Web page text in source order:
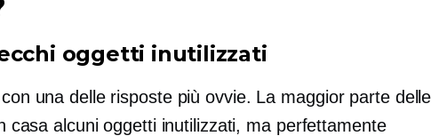
oggetti inutilizzati
una delle risposte più ovvie. La maggior parte delle
casa alcuni oggetti inutilizzati, ma perfettamente